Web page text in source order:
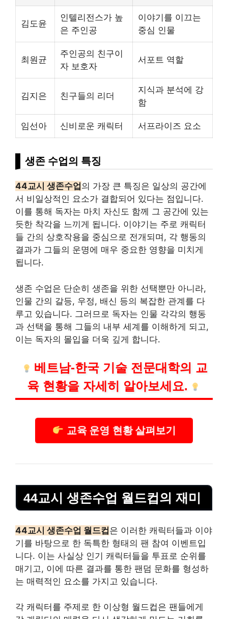
김도윤
인텔리전스가 높
은 주인공
이야기를 이끄는
중심 인물
최원균
주인공의 친구이
자 보호자
서포트 역할
김지은 친구들의 리더
지식과 분석에 강
함
임선아 신비로운 캐릭터 서프라이즈 요소
생존 수업의 특징
44교시 생존수업 의 가장 큰 특징은 일상의 공간에
서 비일상적인 요소가 결합되어 있다는 점입니다.
이를 통해 독자는 마치 자신도 함께 그 공간에 있는
듯한 착각을 느끼게 됩니다. 이야기는 주로 캐릭터
들 간의 상호작용을 중심으로 전개되며, 각 행동의
결과가 그들의 운명에 매우 중요한 영향을 미치게
됩니다.
생존 수업은 단순히 생존을 위한 선택뿐만 아니라,
인물 간의 갈등, 우정, 배신 등의 복잡한 관계를 다
루고 있습니다. 그러므로 독자는 인물 각각의 행동
과 선택을 통해 그들의 내부 세계를 이해하게 되고,
이는 독자의 몰입을 더욱 깊게 합니다.
베트남-한국 기술전문대학의 교
육 현황을 자세히 알아보세요.
교육 운영 현황 살펴보기
44교시 생존수업 월드컵의 재미
44교시 생존수업 월드컵은 이러한 캐릭터들과 이야
기를 바탕으로 한 독특한 형태의 팬 참여 이벤트입
니다. 이는 사실상 인기 캐릭터들을 투표로 순위를
매기고, 이에 따른 결과를 통한 팬덤 문화를 형성하
는 매력적인 요소를 가지고 있습니다.
각 캐릭터를 주제로 한 이상형 월드컵은 팬들에게